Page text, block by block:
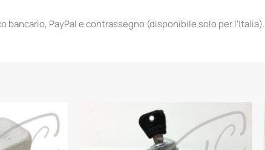
bancario, PayPal e contrassegno (disponibile solo per l'Italia).